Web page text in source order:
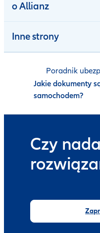
o Allianz
Inne strony
Czy
Poradnik
Jakie dokumenty
samochodem?